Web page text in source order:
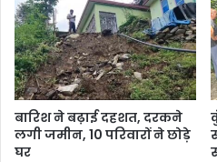
बारिश ने बढ़ाई दहशत, दरकने
लगी जमीन, 10 परिवारों ने छोड़े
घर